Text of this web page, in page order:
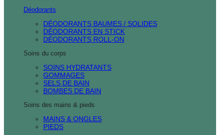
Déodorants
DÉODORANTS BAUMES / SOLIDES
DÉODORANTS EN STICK
DÉODORANTS ROLL-ON
Soins du corps
SOINS HYDRATANTS
GOMMAGES
SELS DE BAIN
BOMBES DE BAIN
Soins des mains & pieds
MAINS & ONGLES
PIEDS